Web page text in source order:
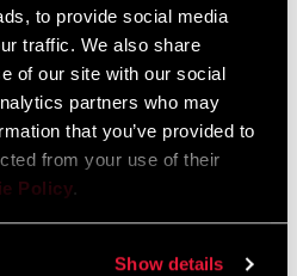
to provide social media
traffic. We also share
of our site with our social
partners who may
that you’ve provided to
from your use of their
Policy.
Show details
English,